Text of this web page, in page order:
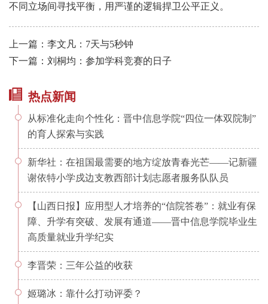
不同立场间寻找平衡，用严谨的逻辑捍卫公平正义。
上一篇：李文凡：7天与5秒钟
下一篇：刘桐均：参加学科竞赛的日子
热点新闻
从标准化走向个性化：晋中信息学院“四位一体双院制”
的育人探索与实践
新华社：在祖国最需要的地方绽放青春光芒——记新疆
谢依特小学戍边支教西部计划志愿者服务队队员
【山西日报】应用型人才培养的“信院答卷”：就业有保
障、升学有突破、发展有通道——晋中信息学院毕业生
高质量就业升学纪实
李晋荣：三年公益的收获
姬璐冰：靠什么打动评委？